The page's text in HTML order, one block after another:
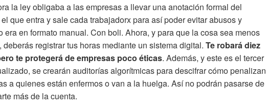
la ley obligaba a las empresas a llevar una anotación formal del
que entra y sale cada trabajadorx para así poder evitar abusos y
era en formato manual. Con boli. Ahora, y para que la cosa sea menos
deberás registrar tus horas mediante un sistema digital. Te robará diez
te protegerá de empresas poco éticas. Además, y este es el tercer
se crearán auditorías algorítmicas para descifrar cómo penalizan
a quienes están enfermos o van a la huelga. Así no podrán pasarse de
más de la cuenta.